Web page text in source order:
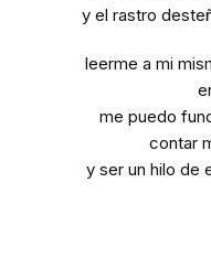
y el rastro
leerme a mi
me puedo
contar
y ser un hilo de